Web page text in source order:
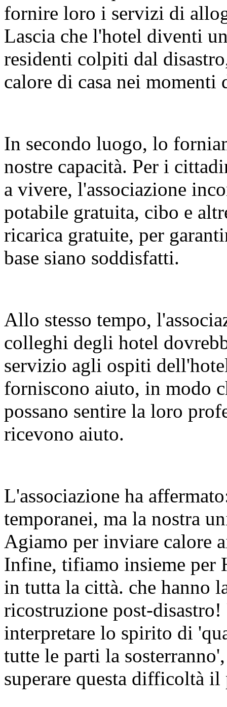
fornire loro i servizi di
Lascia che l'hotel diventi
residenti colpiti dal
calore di casa nei
In secondo luogo, lo
nostre capacità. Per i
a vivere, l'associazione
potabile gratuita, cibo e
ricarica gratuite, per
base siano soddisfatti.
Allo stesso tempo,
colleghi degli hotel
servizio agli ospiti
forniscono aiuto, in modo
possano sentire la loro
ricevono aiuto.
L'associazione ha
temporanei, ma la nostra
Agiamo per inviare calore
Infine, tifiamo insieme per
in tutta la città. che hanno
ricostruzione post-
interpretare lo spirito di
tutte le parti la
superare questa difficoltà